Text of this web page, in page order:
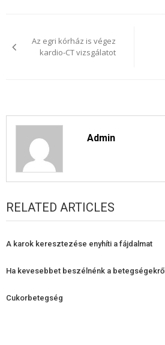
navigáció
Az egri kórház is végez
kardio-CT vizsgálatot
Admin
RELATED ARTICLES
A karok keresztezése enyhíti a fájdalmat
Ha kevesebbet beszélnénk a betegségekről
Cukorbetegség